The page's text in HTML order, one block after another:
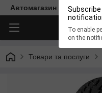
To enable
on the
Автомагазин "Діксон"
Товари та послуги